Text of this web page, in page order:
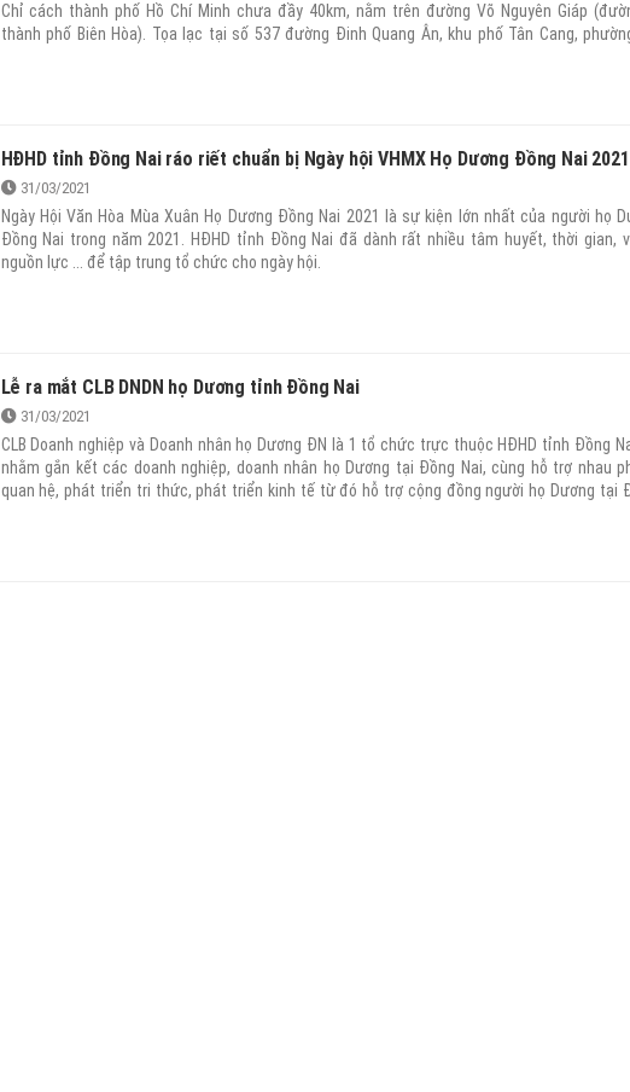
Chỉ cách thành phố Hồ Chí Minh chưa đầy 40km, nằm trên đường Võ Nguyên Giáp
thành phố Biên Hòa). Tọa lạc tại số 537 đường Đinh Quang Ân, khu phố Tân Cang,
HĐHD tỉnh Đồng Nai ráo riết chuẩn bị Ngày hội VHMX Họ Dương Đồng Nai 2021
31/03/2021
Ngày Hội Văn Hòa Mùa Xuân Họ Dương Đồng Nai 2021 là sự kiện lớn nhất của người họ
Đồng Nai trong năm 2021. HĐHD tỉnh Đồng Nai đã dành rất nhiều tâm huyết, thời gian,
nguồn lực ... để tập trung tổ chức cho ngày hội.
Lễ ra mắt CLB DNDN họ Dương tỉnh Đồng Nai
31/03/2021
CLB Doanh nghiệp và Doanh nhân họ Dương ĐN là 1 tổ chức trực thuộc HĐHD tỉnh Đồng
nhằm gắn kết các doanh nghiệp, doanh nhân họ Dương tại Đồng Nai, cùng hỗ trợ nhau
quan hệ, phát triển tri thức, phát triển kinh tế từ đó hỗ trợ cộng đồng người họ Dương tại